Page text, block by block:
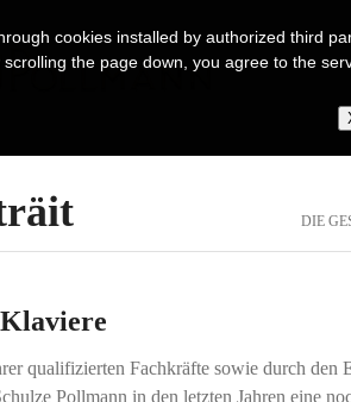
DIE
qualifizierten Fachkräfte sowie durch den
Pollmann in den letzten Jahren eine
cookies installed by authorized third
the page down, you agree to the